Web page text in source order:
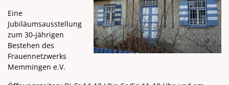
Eine
Jubiläumsausstellung
zum 30-jährigen
Bestehen des
Frauennetzwerks
Memmingen e.V.